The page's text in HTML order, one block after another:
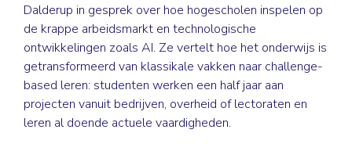
Dalderup in gesprek over hoe hogescholen inspelen op
de krappe arbeidsmarkt en technologische
ontwikkelingen zoals AI. Ze vertelt hoe het onderwijs is
getransformeerd van klassikale vakken naar challenge-
based leren: studenten werken een half jaar aan
projecten vanuit bedrijven, overheid of lectoraten en
leren al doende actuele vaardigheden.